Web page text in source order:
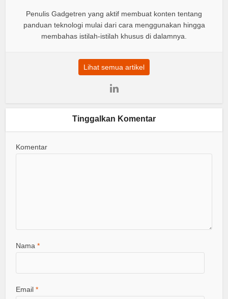
Penulis Gadgetren yang aktif membuat konten tentang
panduan teknologi mulai dari cara menggunakan hingga
membahas istilah-istilah khusus di dalamnya.
Lihat semua artikel
Tinggalkan Komentar
Komentar
Nama*
Email*